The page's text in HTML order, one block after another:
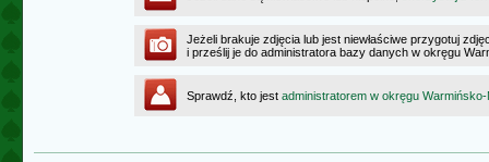
Jeżeli brakuje zdjęcia lub jest niewłaściwe przygotuj
i prześlij je do administratora bazy danych w okręgu
Sprawdź, kto jest administratorem w okręgu